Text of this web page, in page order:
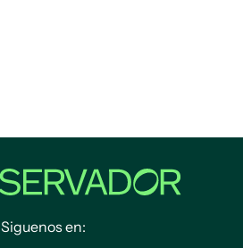
Siguenos en: